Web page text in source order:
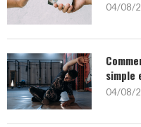
04/08/
simple
04/08/